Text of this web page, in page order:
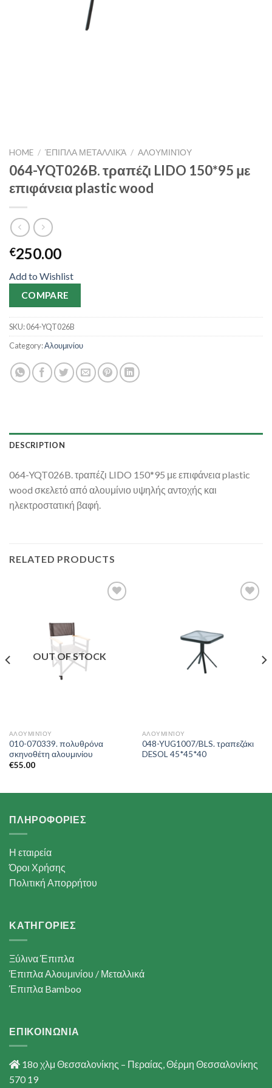
HOME / ΈΠΙΠΛΑ ΜΕΤΑΛΛΙΚΆ / ΑΛΟΥΜΙΝΊΟΥ
064-YQT026B. τραπέζι LIDO 150*95 με
επιφάνεια plastic wood
€250.00
Add to Wishlist
COMPARE
SKU:064-YQT026B
Category:Αλουμινίου
DESCRIPTION
064-YQT026B. τραπέζι LIDO 150*95 με επιφάνεια plastic
wood σκελετό από αλουμίνιο υψηλής αντοχής και
ηλεκτροστατική βαφή.
RELATED PRODUCTS
OUT OF STOCK
ΑΛΟΥΜΙΝΊΟΥ
010-070339. πολυθρόνα
σκηνοθέτη αλουμινίου
€55.00
ΑΛΟΥΜΙΝΊΟΥ
048-YUG1007/BLS. τραπεζάκι
DESOL 45*45*40
ΠΛΗΡΟΦΟΡΙΕΣ
Η εταιρεία
Όροι Χρήσης
Πολιτική Απορρήτου
ΚΑΤΗΓΟΡΙΕΣ
Ξύλινα Έπιπλα
Έπιπλα Αλουμινίου / Μεταλλικά
Έπιπλα Bamboo
ΕΠΙΚΟΙΝΩΝΙΑ
18ο χλμ Θεσσαλονίκης – Περαίας, Θέρμη Θεσσαλονίκης
570 19